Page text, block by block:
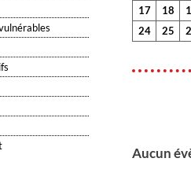
17
18
24
25
Aucun